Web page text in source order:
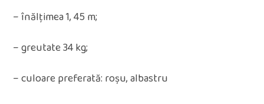
– înălțimea 1, 45 m;
– greutate 34 kg;
– culoare preferată: roșu, albastru